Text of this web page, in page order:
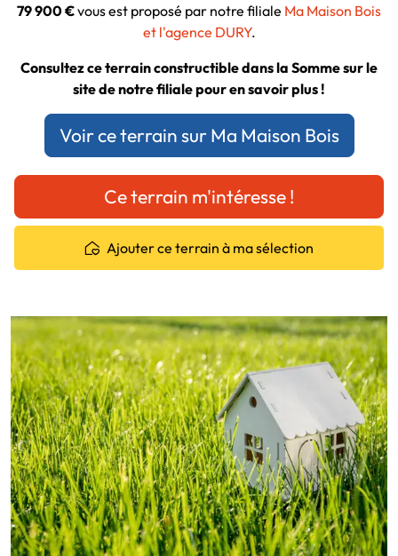
79 900 €vous est proposé par notre filiale Ma Maison Bois
et l'agence DURY.
Consultez ce terrain constructible dans la Somme sur le
site de notre filiale pour en savoir plus !
Voir ce terrain sur Ma Maison Bois
Ce terrain m'intéresse !
Ajouter ce terrain à ma sélection